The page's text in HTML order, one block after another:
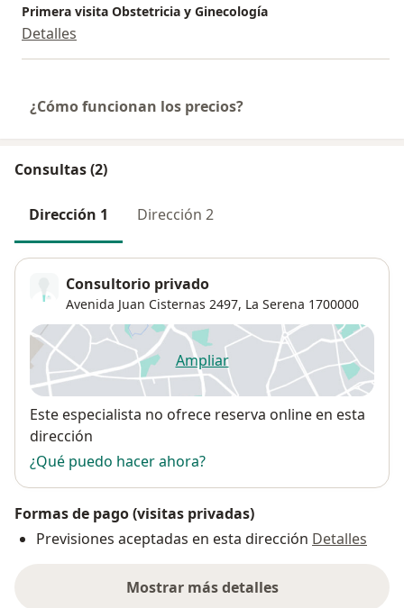
Primera visita Obstetricia y Ginecología
Detalles
¿Cómo funcionan los precios?
Consultas (2)
Dirección 1 Dirección 2
Consultorio privado
Avenida Juan Cisternas 2497, La Serena 1700000
Ampliarse abre en una nueva
Disponibilidad
Este especialista no ofrece reserva online en esta
dirección
¿Qué puedo hacer ahora?
Formas de pago (visitas privadas)
Previsiones aceptadas en esta dirección Detalles
Mostrar más detalles
sobre la dirección